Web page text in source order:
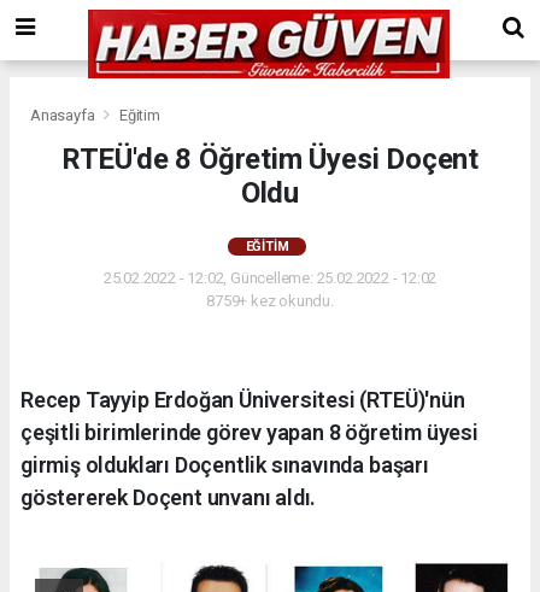
Anasayfa Eğitim
RTEÜ'de 8 Öğretim Üyesi Doçent
Oldu
EĞITIM
25.02.2022 - 12:02, Güncelleme: 25.02.2022 - 12:02
8759+ kez okundu.
Recep Tayyip Erdoğan Üniversitesi (RTEÜ)'nün
çeşitli birimlerinde görev yapan 8 öğretim üyesi
girmiş oldukları Doçentlik sınavında başarı
göstererek Doçent unvanı aldı.